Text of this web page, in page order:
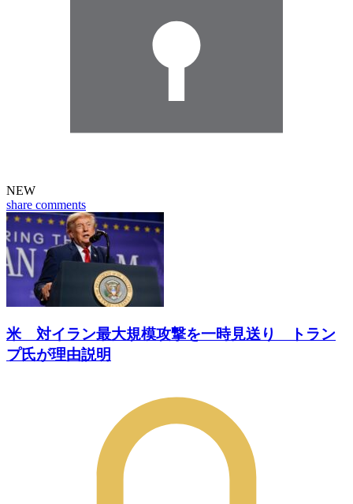
NEW
share comments
米 対イラン最大規模攻撃を一時見送り トラン
プ氏が理由説明